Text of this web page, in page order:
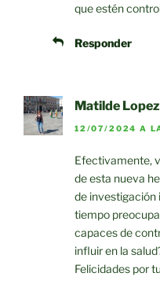
que estén
Responder
Matilde
12/07/2024 A
Efectivamente,
de esta nueva
de investigación
tiempo
capaces de
influir en la
Felicidades por